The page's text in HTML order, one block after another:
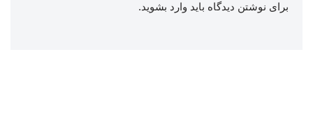
برای نوشتن دیدگاه باید وارد بشوید.